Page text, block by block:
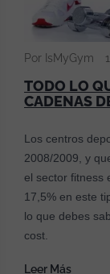
Por IsMyGym
TODO LO
CADENAS
Los centros
2008/2009, y
el sector fitness
17,5% en este
lo que debes
cost.
Leer Más